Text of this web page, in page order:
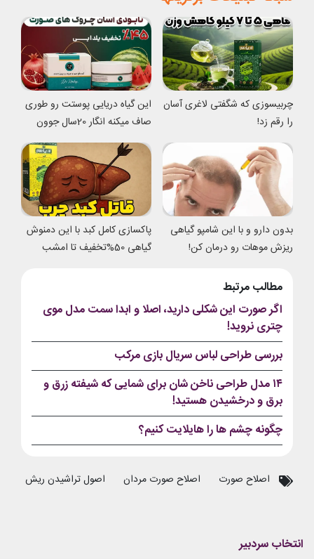
چربیسوزی که شگفتی لاغری آسان
را رقم زد!
این گیاه دریایی پوستت رو طوری
صاف میکنه انگار 20سال جوون
شدی
بدون دارو و با این شامپو گیاهی
ریزش موهات رو درمان کن!
پاکسازی کامل کبد با این دمنوش
گیاهی 50%تخفیف تا امشب
مطالب مرتبط
اگر صورت این شکلی دارید، اصلا و ابدا سمت مدل موی
چتری نروید!
بررسی طراحی لباس سریال بازی مرکب
۱۴ مدل طراحی ناخن شان برای شمایی که شیفته زرق و
برق و درخشیدن هستید!
چگونه چشم ها را هایلایت کنیم؟
اصلاح صورت اصلاح صورت مردان اصول تراشیدن ریش